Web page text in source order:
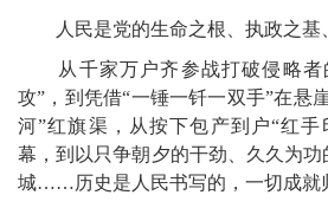
人民是党的生命之根、执政之基
从千家万户齐参战打破侵略者
攻”，到凭借“一锤一钎一双手”在悬
河”红旗渠，从按下包产到户“红手
幕，到以只争朝夕的干劲、久久为
城……历史是人民书写的，一切成就